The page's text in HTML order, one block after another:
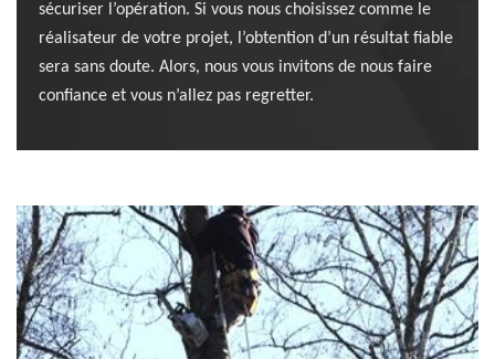
sécuriser l’opération. Si vous nous choisissez comme le
réalisateur de votre projet, l’obtention d’un résultat fiable
sera sans doute. Alors, nous vous invitons de nous faire
confiance et vous n’allez pas regretter.